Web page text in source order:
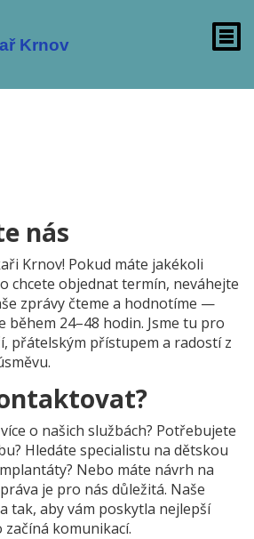
nás
Krnov! Pokud máte jakékoli
chcete objednat termín, neváhejte
zprávy čteme a hodnotíme —
během 24–48 hodin. Jsme tu pro
přátelským přístupem a radostí z
o našich službách? Potřebujete
Hledáte specialistu na dětskou
Nebo máte návrh na
je pro nás důležitá. Naše
tak, aby vám poskytla nejlepší
komunikací.